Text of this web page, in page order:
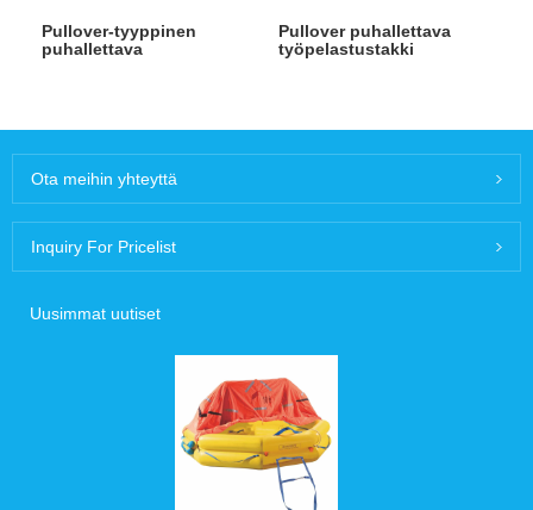
Pullover-tyyppinen
puhallettava
Pullover puhallettava
työpelastustakki
Ota meihin yhteyttä
Inquiry For Pricelist
Uusimmat uutiset